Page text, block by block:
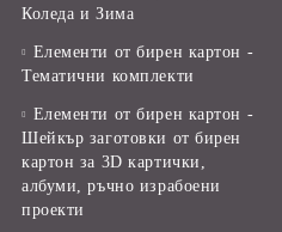
Коледа и Зима
Елементи от бирен картон -
Тематични комплекти
Елементи от бирен картон -
Шейкър заготовки от бирен
картон за 3D картички,
албуми, ръчно израбоени
проекти